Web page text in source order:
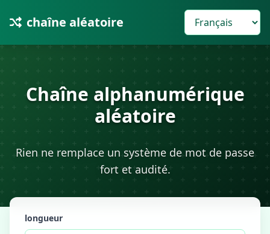
chaîne aléatoire
Chaîne alphanumérique
aléatoire
Rien ne remplace un système de mot de passe
fort et audité.
longueur